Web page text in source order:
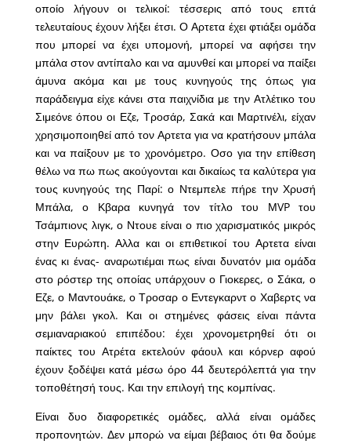
οποίο λήγουν οι τελικοί: τέσσερις από τους επτά
τελευταίους έχουν λήξει έτσι. Ο Αρτετα έχει φτιάξει ομάδα
που μπορεί να έχει υπομονή, μπορεί να αφήσει την
μπάλα στον αντίπαλο και να αμυνθεί και μπορεί να παίξει
άμυνα ακόμα και με τους κυνηγούς της όπως για
παράδειγμα είχε κάνει στα παιχνίδια με την Ατλέτικο του
Σιμεόνε όπου οι Εζε, Τροσάρ, Σακά και Μαρτινέλι, είχαν
χρησιμοποιηθεί από τον Αρτετα για να κρατήσουν μπάλα
και να παίξουν με το χρονόμετρο. Οσο για την επίθεση
θέλω να πω πως ακούγονται και δικαίως τα καλύτερα για
τους κυνηγούς της Παρί: ο Ντεμπελε πήρε την Χρυσή
Μπάλα, ο Κβαρα κυνηγά τον τίτλο του ΜVP του
Τσάμπιονς λιγκ, ο Ντουε είναι ο πιο χαρισματικός μικρός
στην Ευρώπη. Αλλα και οι επιθετικοί του Αρτετα είναι
ένας κι ένας- αναρωτιέμαι πως είναι δυνατόν μια ομάδα
στο ρόστερ της οποίας υπάρχουν ο Γιοκερες, ο Σάκα, ο
Εζε, ο Μαντουάκε, ο Τροσαρ ο Εντεγκαρντ ο Χαβερτς να
μην βάλει γκολ. Και οι στημένες φάσεις είναι πάντα
σεμιαναριακού επιπέδου: έχει χρονομετρηθεί ότι οι
παίκτες του Ατρέτα εκτελούν φάουλ και κόρνερ αφού
έχουν ξοδέψει κατά μέσω όρο 44 δευτερόλεπτά για την
τοποθέτησή τους. Και την επιλογή της κομπίνας.
Είναι δυο διαφορετικές ομάδες, αλλά είναι ομάδες
προπονητών. Δεν μπορώ να είμαι βέβαιος ότι θα δούμε